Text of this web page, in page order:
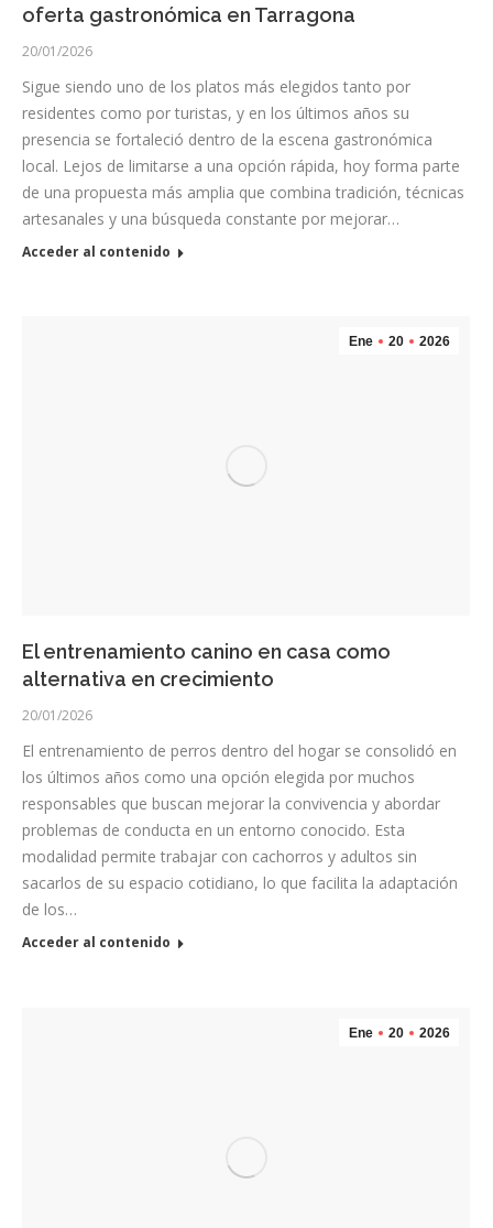
oferta gastronómica en Tarragona
20/01/2026
Sigue siendo uno de los platos más elegidos tanto por
residentes como por turistas, y en los últimos años su
presencia se fortaleció dentro de la escena gastronómica
local. Lejos de limitarse a una opción rápida, hoy forma parte
de una propuesta más amplia que combina tradición, técnicas
artesanales y una búsqueda constante por mejorar…
Acceder al contenido
Ene 20 2026
El entrenamiento canino en casa como
alternativa en crecimiento
20/01/2026
El entrenamiento de perros dentro del hogar se consolidó en
los últimos años como una opción elegida por muchos
responsables que buscan mejorar la convivencia y abordar
problemas de conducta en un entorno conocido. Esta
modalidad permite trabajar con cachorros y adultos sin
sacarlos de su espacio cotidiano, lo que facilita la adaptación
de los…
Acceder al contenido
Ene 20 2026